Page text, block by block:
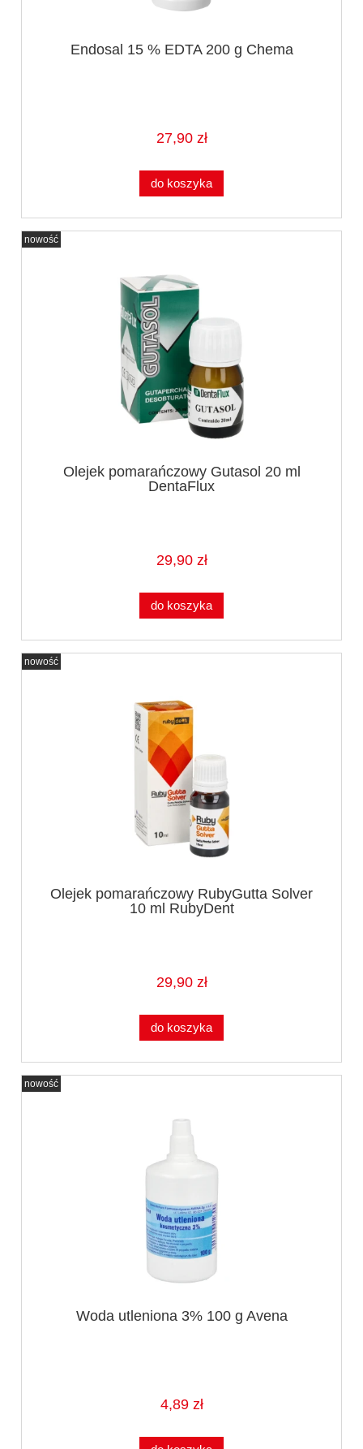
Endosal 15 % EDTA 200 g Chema
27,90 zł
do koszyka
Olejek pomarańczowy Gutasol 20 ml
DentaFlux
29,90 zł
do koszyka
nowość
Olejek pomarańczowy RubyGutta Solver
10 ml RubyDent
29,90 zł
do koszyka
nowość
Woda utleniona 3% 100 g Avena
4,89 zł
nowość